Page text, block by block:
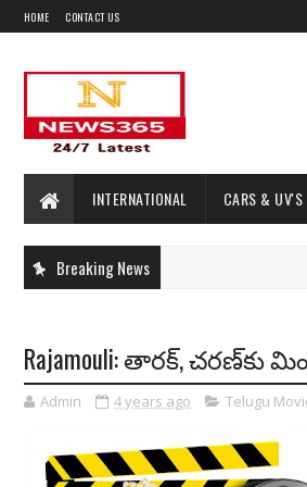
HOME CONTACT US
INTERNATIONAL CARS & UV'S
Breaking News
Rajamouli: తారక్,
Admin 4 years ago Telugu